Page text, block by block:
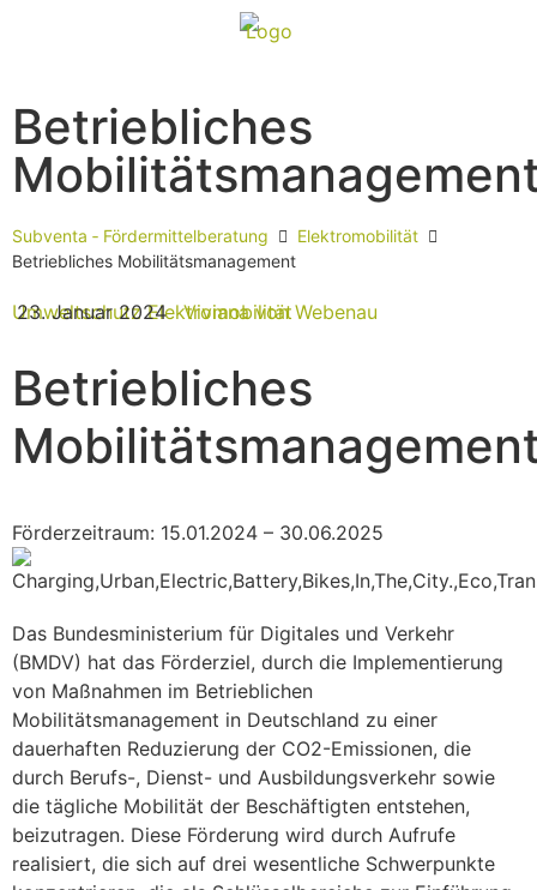
Betriebliches
Subventa ‐ Fördermittelberatung
Elektromobilität
Betriebliches Mobilitätsmanagement
Umweltschutz Elektromobilität
23. Januar 2024 Viviana von Webenau
Betriebliches
Förderzeitraum: 15.01.2024 – 30.06.2025
Das Bundesministerium für Digitales und Verkehr
(BMDV) hat das Förderziel, durch die Implementierung
von Maßnahmen im Betrieblichen
Mobilitätsmanagement in Deutschland zu einer
dauerhaften Reduzierung der CO2-Emissionen, die
durch Berufs-, Dienst- und Ausbildungsverkehr sowie
die tägliche Mobilität der Beschäftigten entstehen,
beizutragen. Diese Förderung wird durch Aufrufe
realisiert, die sich auf drei wesentliche Schwerpunkte